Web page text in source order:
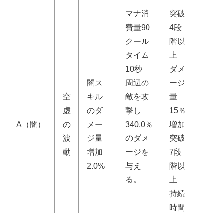
A（闇）
空
虚
の
波
動
闇ス
キル
のダ
メー
ジ量
増加
2.0%
マナ消
費量90
クール
タイム
10秒
周辺の
敵を攻
撃し
340.0％
のダメ
ージを
与え
る。
突破
4段
階以
上
ダメ
ージ
量
15％
増加
突破
7段
階以
上
持続
時間